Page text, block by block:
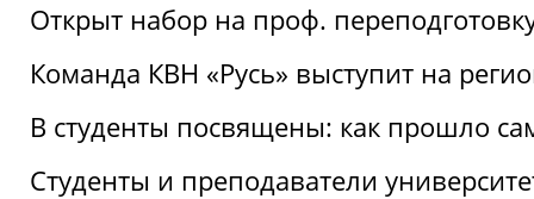
Открыт набор на проф.
Команда КВН «Русь» выступит на
В студенты посвящены: как прошло
Студенты и преподаватели